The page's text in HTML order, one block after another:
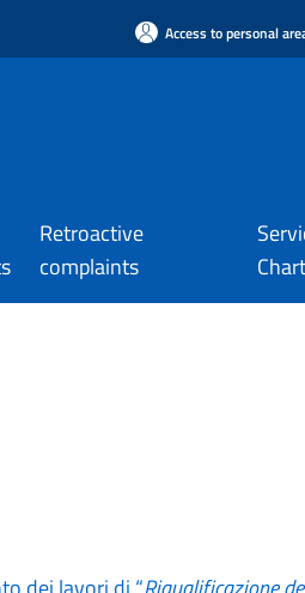
Access to personal
Retroactive
complaints